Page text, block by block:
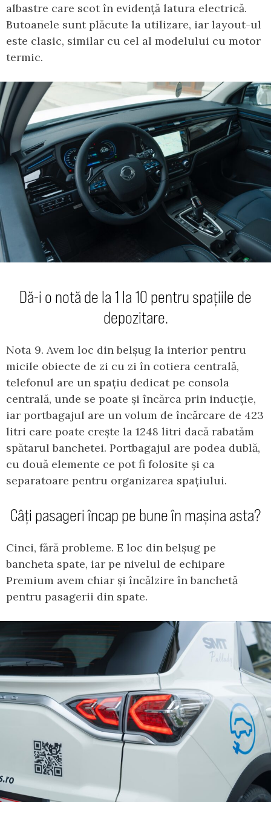
albastre care scot în evidență latura electrică.
Butoanele sunt plăcute la utilizare, iar layout-ul
este clasic, similar cu cel al modelului cu motor
termic.
Dă-i o notă de la 1 la 10 pentru spațiile de
depozitare.
Nota 9. Avem loc din belșug la interior pentru
micile obiecte de zi cu zi în cotiera centrală,
telefonul are un spațiu dedicat pe consola
centrală, unde se poate și încărca prin inducție,
iar portbagajul are un volum de încărcare de 423
litri care poate crește la 1248 litri dacă rabatăm
spătarul banchetei. Portbagajul are podea dublă,
cu două elemente ce pot fi folosite și ca
separatoare pentru organizarea spațiului.
Câți pasageri încap pe bune în mașina asta?
Cinci, fără probleme. E loc din belșug pe
bancheta spate, iar pe nivelul de echipare
Premium avem chiar și încălzire în banchetă
pentru pasagerii din spate.